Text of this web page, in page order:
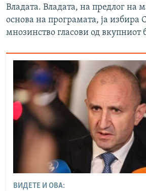
Владата. Владата, на предлог на
основа на програмата, ја избира
мнозинство гласови од вкупниот
ВИДЕТЕ И ОВА: